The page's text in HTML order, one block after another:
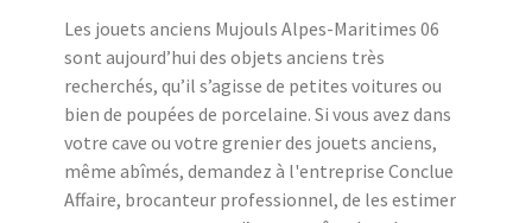
Les jouets anciens Mujouls Alpes-Maritimes 06
sont aujourd’hui des objets anciens très
recherchés, qu’il s’agisse de petites voitures ou
bien de poupées de porcelaine. Si vous avez dans
votre cave ou votre grenier des jouets anciens,
même abîmés, demandez à l'entreprise Conclue
Affaire, brocanteur professionnel, de les estimer